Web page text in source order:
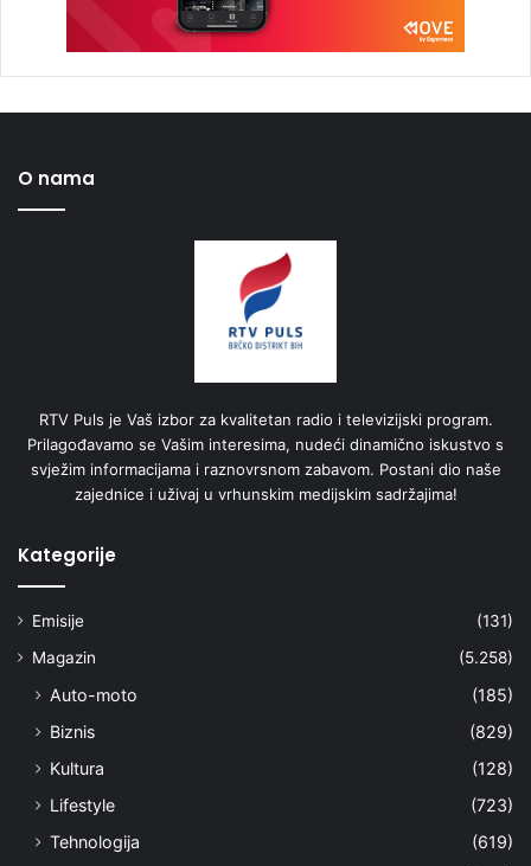
O nama
RTV Puls je Vaš izbor za kvalitetan radio i televizijski program.
Prilagođavamo se Vašim interesima, nudeći dinamično iskustvo s
svježim informacijama i raznovrsnom zabavom. Postani dio naše
zajednice i uživaj u vrhunskim medijskim sadržajima!
Kategorije
Emisije
(131)
Magazin
(5.258)
Auto-moto
(185)
Biznis
(829)
Kultura
(128)
Lifestyle
(723)
Tehnologija
(619)